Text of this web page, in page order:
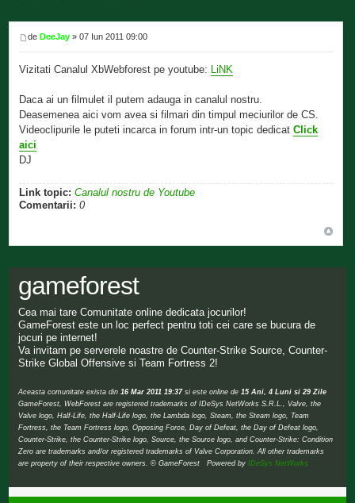
deDeeJay » 07 Iun 2011 09:00
Vizitati Canalul XbWebforest pe youtube: LiNK
Daca ai un filmulet il putem adauga in canalul nostru.
Deasemenea aici vom avea si filmari din timpul meciurilor de CS.
Videoclipurile le puteti incarca in forum intr-un topic dedicatClick
aici
DJ
Link topic: Canalul nostru de Youtube
Comentarii: 0
gameforest
Cea mai tare Comunitate online dedicata jocurilor!
GameForest este un loc perfect pentru toti cei care se bucura de
jocuri pe internet!
Va invitam pe serverele noastre de Counter-Strike Source, Counter-
Strike Global Offensive si Team Fortress 2!
Aceasta comunitate exista din16 Mar 2011 19:37si este online de15 Ani, 4 Luni si 29 Zile
GameForest, WebForest are registered trademarks of IDeSys NetWorks S.R.L., Valve, the
Valve logo, Half-Life, the Half-Life logo, the Lambda logo, Steam, the Steam logo, Team
Fortress, the Team Fortress logo, Opposing Force, Day of Defeat, the Day of Defeat logo,
Counter-Strike, the Counter-Strike logo, Source, the Source logo, and Counter-Strike: Condition
Zero are trademarks and/or registered trademarks of Valve Corporation. All other trademarks
are property of their respective owners. © GameForest Powered byIDeSys NetWorks